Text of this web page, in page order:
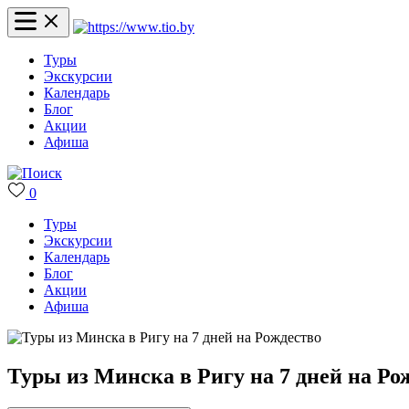
Туры
Экскурсии
Календарь
Блог
Акции
Афиша
0
Туры
Экскурсии
Календарь
Блог
Акции
Афиша
Туры из Минска в Ригу на 7 дней на